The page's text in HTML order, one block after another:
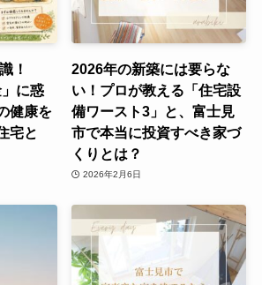
！
」に惑
健康を
宅と
2026年の新築には要らな
い！プロが教える「住宅設
備ワースト3」と、富士見
市で本当に投資すべき家づ
くりとは？
2026年2月6日